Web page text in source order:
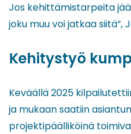
Jos kehittämistarpeita
joku muu voi jatkaa siitä”,
Kehitystyö
Keväällä 2025
ja mukaan saatiin
projektipäälliköinä